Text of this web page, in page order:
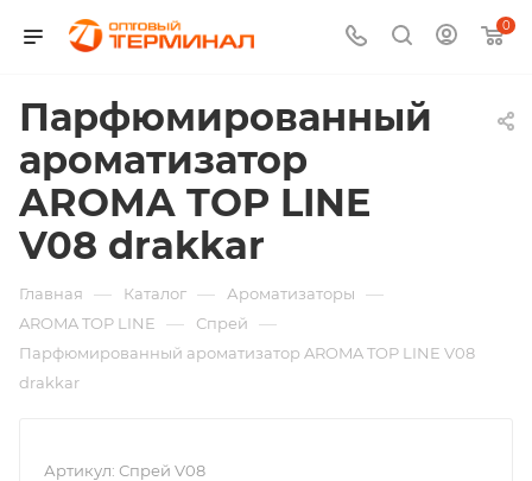
0
Парфюмированный
ароматизатор
AROMA TOP LINE
V08 drakkar
Главная — Каталог — Ароматизаторы —
AROMA TOP LINE — Спрей —
Парфюмированный ароматизатор AROMA TOP LINE V08
drakkar
Артикул: Спрей V08